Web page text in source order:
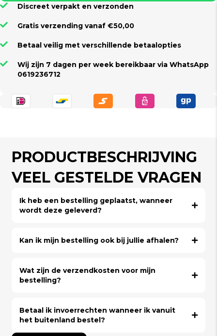
Discreet verpakt en verzonden
Gratis verzending vanaf €50,00
Betaal veilig met verschillende betaalopties
Wij zijn 7 dagen per week bereikbaar via WhatsApp
0619236712
PRODUCTBESCHRIJVING
VEEL GESTELDE VRAGEN
Ik heb een bestelling geplaatst, wanneer
wordt deze geleverd?
Kan ik mijn bestelling ook bij jullie afhalen?
Wat zijn de verzendkosten voor mijn
bestelling?
Betaal ik invoerrechten wanneer ik vanuit
het buitenland bestel?